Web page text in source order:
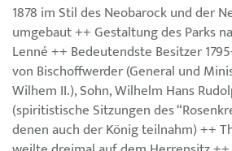
1878 im Stil des Neobarock und der
umgebaut ++ Gestaltung des Parks
Lenné ++ Bedeutendste Besitzer
von Bischoffwerder (General und
Wilhem II.), Sohn, Wilhelm Hans
(spiritistische Sitzungen des
denen auch der König teilnahm) ++